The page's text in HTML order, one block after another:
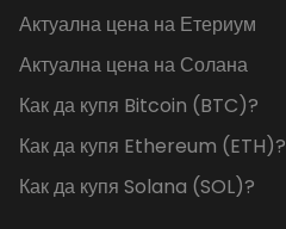
Актуална цена на Етериум
Актуална цена на Солана
Как да купя Bitcoin (BTC)?
Как да купя Ethereum (ETH)?
Как да купя Solana (SOL)?